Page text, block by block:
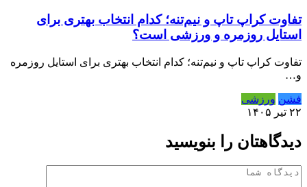
تفاوت کراپ تاپ و نیم‌تنه؛ کدام انتخاب بهتری برای
استایل روزمره و ورزشی است؟
تفاوت کراپ تاپ و نیم‌تنه؛ کدام انتخاب بهتری برای استایل روزمره
و…
فشن ورزشی
۲۲ تیر ۱۴۰۵
دیدگاهتان را بنویسید